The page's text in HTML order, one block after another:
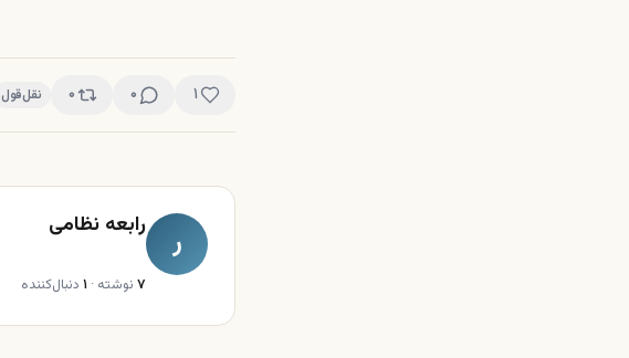
۱ ۰ ۰ نقل‌قول
ر رابعه نظامی
۷ نوشته · ۱ دنبال‌کننده